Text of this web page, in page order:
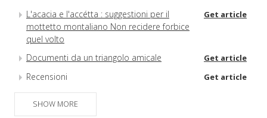
L'acacia e l'accétta : suggestioni per il
mottetto montaliano Non recidere forbice
quel volto
Get article
Documenti da un triangolo amicale Get article
Recensioni Get article
SHOW MORE